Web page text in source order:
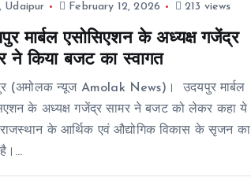
Udaipur February 12, 2026 213 views
मार्बल एसोसिएशन के अध्यक्ष गजेंद्र
ने किया बजट का स्वागत
(अमोलक न्यूज Amolak News)। उदयपुर मार्बल
के अध्यक्ष गजेंद्र सामर ने बजट को लेकर कहा ये
के आर्थिक एवं औद्योगिक विकास के सृजन का